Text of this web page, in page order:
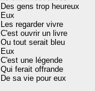
Des gens trop heureux
Eux
Les regarder vivre
C'est ouvrir un livre
Ou tout serait bleu
Eux
C'est une légende
Qui ferait offrande
De sa vie pour eux